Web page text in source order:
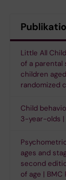
Little All
of a
children
randomized
Child
3-year-olds |
ages and
second
of age | BMC